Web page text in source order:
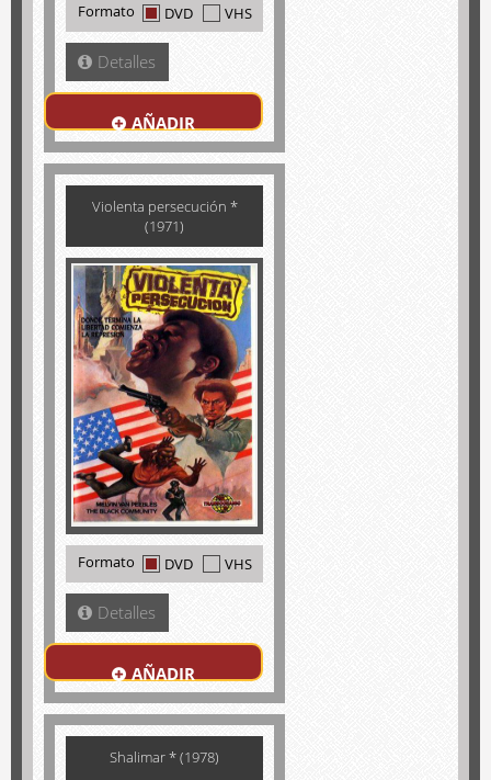
Formato DVD VHS
Detalles
AÑADIR
Violenta persecución *
(1971)
Formato DVD VHS
Detalles
AÑADIR
Shalimar * (1978)